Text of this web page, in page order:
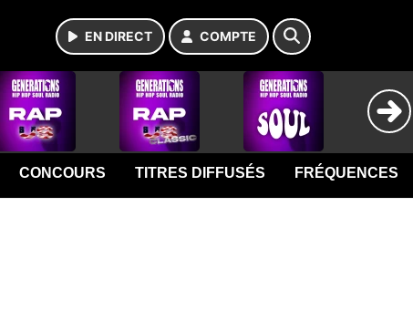
EN DIRECT COMPTE
CONCOURS TITRES DIFFUSÉS FRÉQUENCES